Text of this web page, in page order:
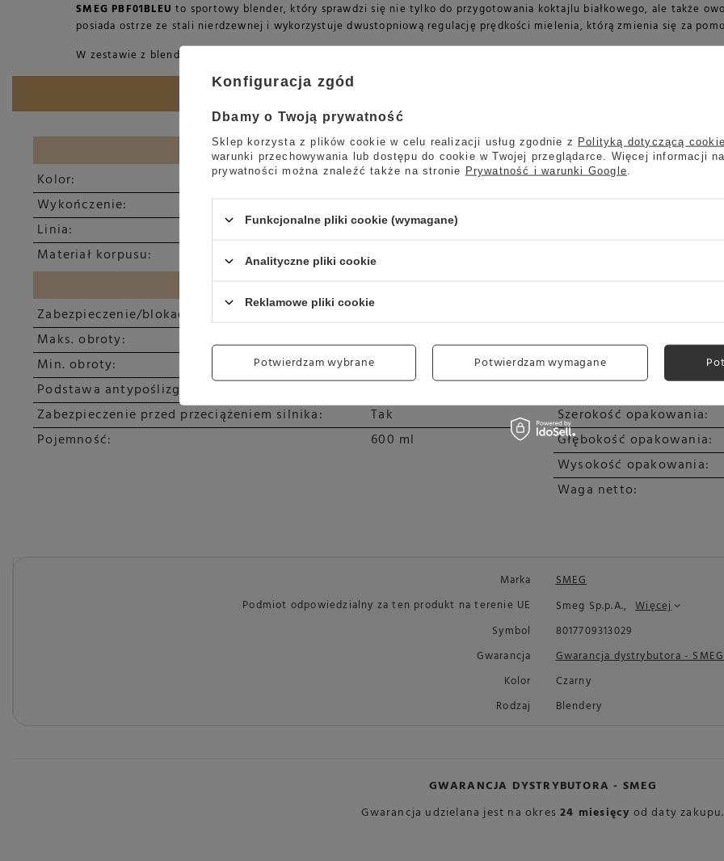
SMEG PBF01BLEU to sportowy blender, który sprawdzi się nie tylko do przygotowania koktajlu białkowego, ale także
posiada ostrze ze stali nierdzewnej i wykorzystuje dwustopniową regulację prędkości mielenia, którą zmienia się za
W zestawie z blenderem znajdują się dwie butelki o pojemności 600 ml wyposażone w pokrywki. Butelki oraz pokrywki
LINIA WZORNICZA
Kolor:
Czarny
Wykończenie:
Linia:
50's Style
Materiał korpusu:
Stal nierdzewna
Zabezpieczenie/blokada silnika:
Maks. obroty:
22000 / min
Min. obroty:
20000 / min
Podstawa antypoślizgowa:
Zabezpieczenie przed przeciążeniem silnika:
Tak
Pojemność:
600 ml
Wtyczka:
Szerokość:
Głębokość:
Szerokość opakowania:
Głębokość opakowania:
Wysokość opakowania:
Waga netto:
Marka
SMEG
Podmiot odpowiedzialny za ten produkt na terenie UE
Smeg Sp.p.A., Więcej
Symbol
8017709313029
Gwarancja
Gwarancja dystrybutora - SMEG
Kolor
Czarny
Rodzaj
Blendery
GWARANCJA DYSTRYBUTORA - SMEG
Gwarancja udzielana jest na okres24 miesięcy od daty zakupu.
Konfiguracja zgód
Dbamy o Twoją prywatność
Sklep korzysta z plików cookie w celu realizacji usług zgodnie z Polityką dotyczącą
warunki przechowywania lub dostępu do cookie w Twojej przeglądarce. Więcej informacji
prywatności można znaleźć także na stronie Prywatność i warunki Google
Funkcjonalne pliki cookie (wymagane)
Analityczne pliki cookie
Reklamowe pliki cookie
Potwierdzam wybrane Potwierdzam wymagane